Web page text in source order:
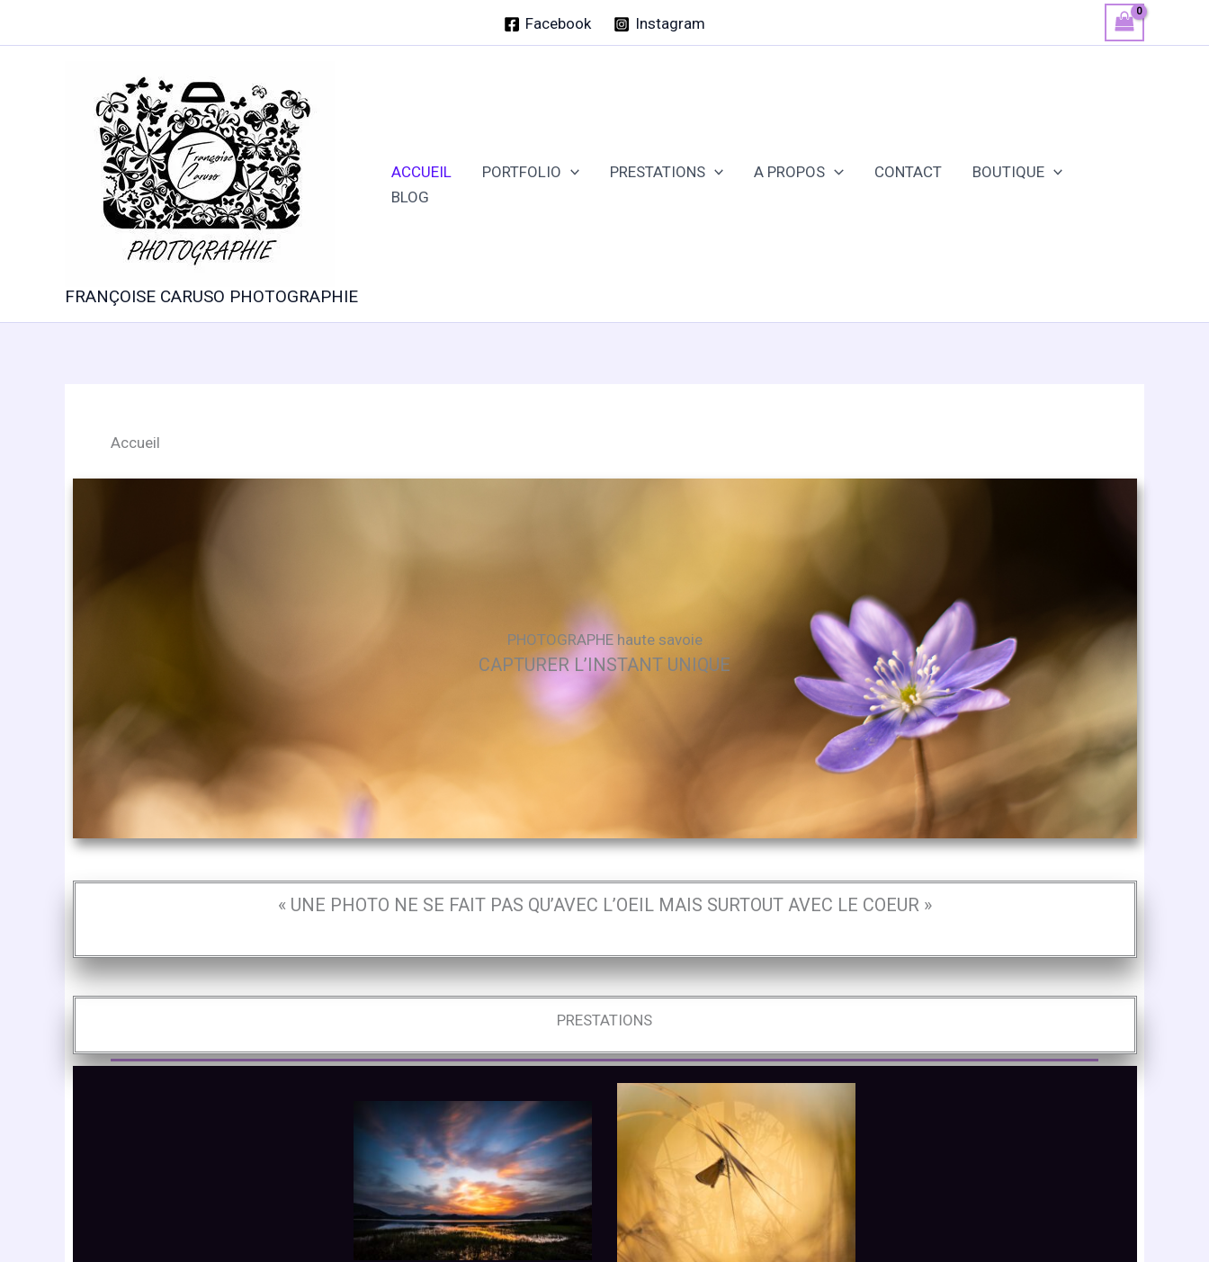
Facebook Instagram
FRANÇOISE CARUSO PHOTOGRAPHIE
ACCUEIL PORTFOLIO PRESTATIONS A PROPOS CONTACT
BOUTIQUE
BLOG
Accueil
PHOTOGRAPHE haute savoie
CAPTURER L’INSTANT UNIQUE
« UNE PHOTO NE SE FAIT PAS QU’AVEC L’OEIL MAIS SURTOUT AVEC LE COEUR »
PRESTATIONS